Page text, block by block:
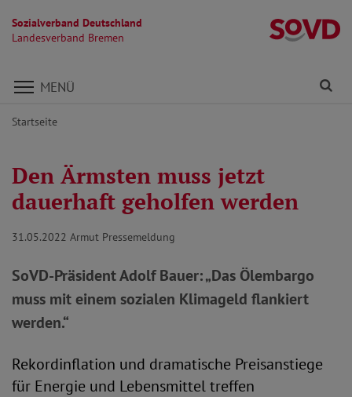
Sozialverband Deutschland
Landesverband Bremen
Direkt zu den Inhalten springen
MENÜ
Startseite
Den Ärmsten muss jetzt
dauerhaft geholfen werden
31.05.2022 Armut Pressemeldung
SoVD-Präsident Adolf Bauer: „Das Ölembargo
muss mit einem sozialen Klimageld flankiert
werden.“
Rekordinflation und dramatische Preisanstiege
für Energie und Lebensmittel treffen